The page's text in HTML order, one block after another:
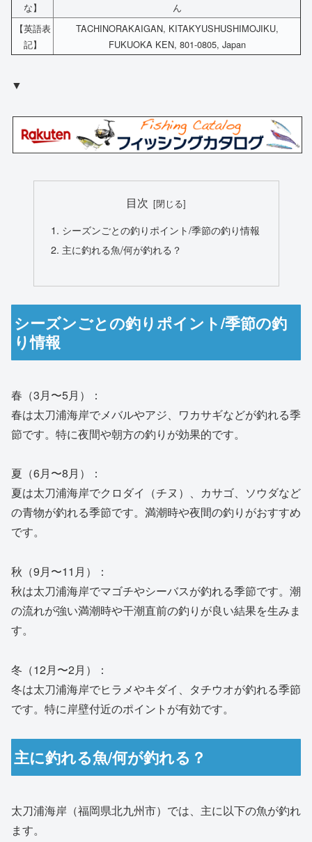
な】
ん
【英語表
記】
TACHINORAKAIGAN, KITAKYUSHUSHIMOJIKU,
FUKUOKA KEN, 801-0805, Japan
▼
目次
シーズンごとの釣りポイント/季節の釣り情報
主に釣れる魚/何が釣れる？
シーズンごとの釣りポイント/季節の釣
り情報
春（3月〜5月）：
春は太刀浦海岸でメバルやアジ、ワカサギなどが釣れる季
節です。特に夜間や朝方の釣りが効果的です。
夏（6月〜8月）：
夏は太刀浦海岸でクロダイ（チヌ）、カサゴ、ソウダなど
の青物が釣れる季節です。満潮時や夜間の釣りがおすすめ
です。
秋（9月〜11月）：
秋は太刀浦海岸でマゴチやシーバスが釣れる季節です。潮
の流れが強い満潮時や干潮直前の釣りが良い結果を生みま
す。
冬（12月〜2月）：
冬は太刀浦海岸でヒラメやキダイ、タチウオが釣れる季節
です。特に岸壁付近のポイントが有効です。
主に釣れる魚/何が釣れる？
太刀浦海岸（福岡県北九州市）では、主に以下の魚が釣れ
ます。